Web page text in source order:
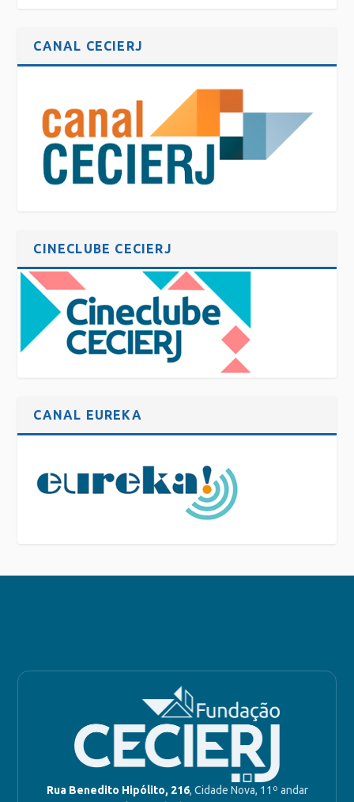
CANAL CECIERJ
CINECLUBE CECIERJ
CANAL EUREKA
Rua Benedito Hipólito, 216, Cidade Nova, 11º andar